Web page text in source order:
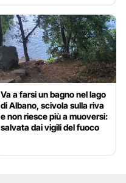
Va a farsi un bagno nel lago
di Albano, scivola sulla riva
e non riesce più a muoversi:
salvata dai vigili del fuoco